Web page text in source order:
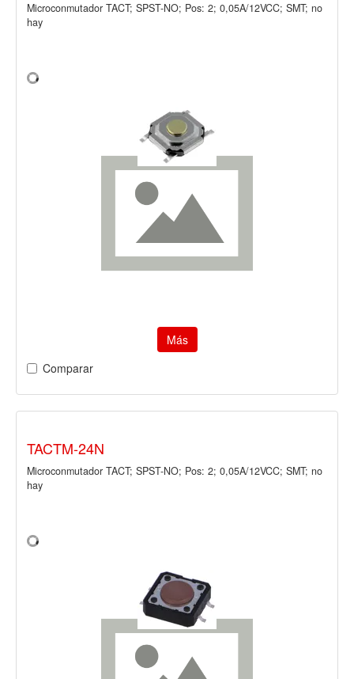
Microconmutador TACT; SPST-NO; Pos: 2; 0,05A/12VCC; SMT; no
hay
Más
Comparar
TACTM-24N
Microconmutador TACT; SPST-NO; Pos: 2; 0,05A/12VCC; SMT; no
hay